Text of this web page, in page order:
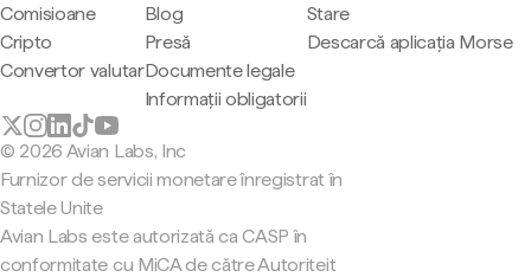
Comisioane
Cripto
Convertor valutar
Blog
Presă
Documente legale
Informații obligatorii
Stare
Descarcă aplicația Morse
© 2026 Avian Labs, Inc
Furnizor de servicii monetare înregistrat în
Statele Unite
Avian Labs este autorizată ca CASP în
conformitate cu MiCA de către Autoriteit